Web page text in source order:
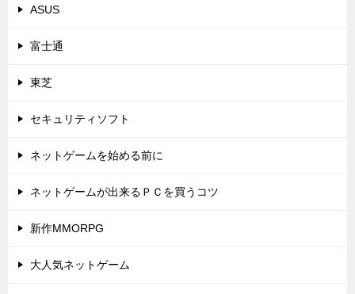
ASUS
富士通
東芝
セキュリティソフト
ネットゲームを始める前に
ネットゲームが出来るＰＣを買うコツ
新作MMORPG
大人気ネットゲーム